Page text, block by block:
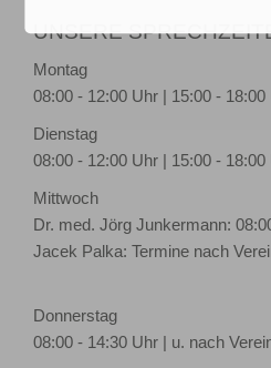
UNSERE
Montag
08:00 - 12:00 Uhr | 15:00 - 18:00
Dienstag
08:00 - 12:00 Uhr | 15:00 - 18:00
Mittwoch
Dr. med. Jörg Junkermann:
Jacek Palka: Termine nach
Donnerstag
08:00 - 14:30 Uhr | u. nach